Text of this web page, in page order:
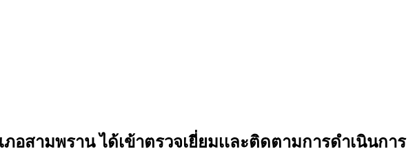
ามพราน ได้เข้าตรวจเยี่ยมเเละติดตามการดำเนินการ